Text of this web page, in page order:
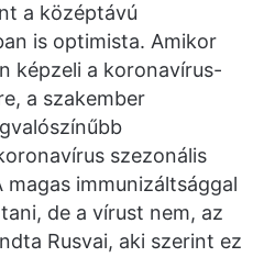
a középtávú
is optimista. Amikor
képzeli a koronavírus-
a szakember
szezonális
magas immunizáltsággal
de a vírust nem, az
Rusvai, aki szerint ez